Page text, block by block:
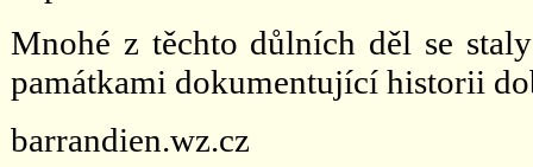
Mnohé z těchto důlních děl se
památkami dokumentující historii
barrandien.wz.cz